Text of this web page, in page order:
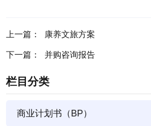
上一篇： 康养文旅方案
下一篇： 并购咨询报告
栏目分类
商业计划书（BP）